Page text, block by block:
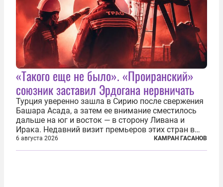
«Такого еще не было». «Проиранский»
союзник заставил Эрдогана нервничать
Турция уверенно зашла в Сирию после свержения
Башара Асада, а затем ее внимание сместилось
дальше на юг и восток — в сторону Ливана и
Ирака. Недавний визит премьеров этих стран в
Анкару, договоры об участии турецкой компании
TPAO в разработке нефти иракского Киркука и
6 августа 2026 КАМРАН ГАСАНОВ